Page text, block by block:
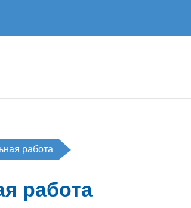
работа
работа